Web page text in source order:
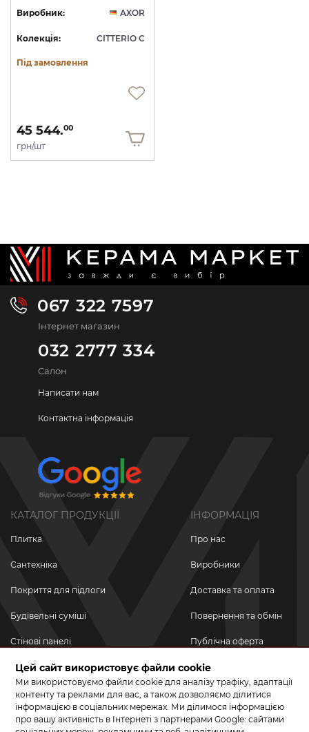
Виробник: AXOR
Колекція: CITTERIO C
Під замовлення
45 544.00
грн/шт
067 322 7597
Інтернет магазин
032 2777 334
Салон
Написати нам
Контактна інформація
КАТАЛОГ ПРОДУКЦІЇ
Плитка
Сантехніка
Покриття для підлоги
Будівельні суміші
Стінові панелі
Новинки
Акційні товари
Акції/Знижки
ІНФОРМАЦІЯ
Про нас
Виробники
Доставка та оплата
Повернення та обмін
Публічна оферта
Політика
конфіденційності
Цей сайт використовує файли cookie
Ми використовуємо файли cookie для аналізу трафіку, адаптації
контенту та реклами для вас, а також дозволяємо ділитися
інформацією в соціальних мережах. Ми ділимося інформацією
про вашу активність в Інтернеті з партнерами Google: сайтами